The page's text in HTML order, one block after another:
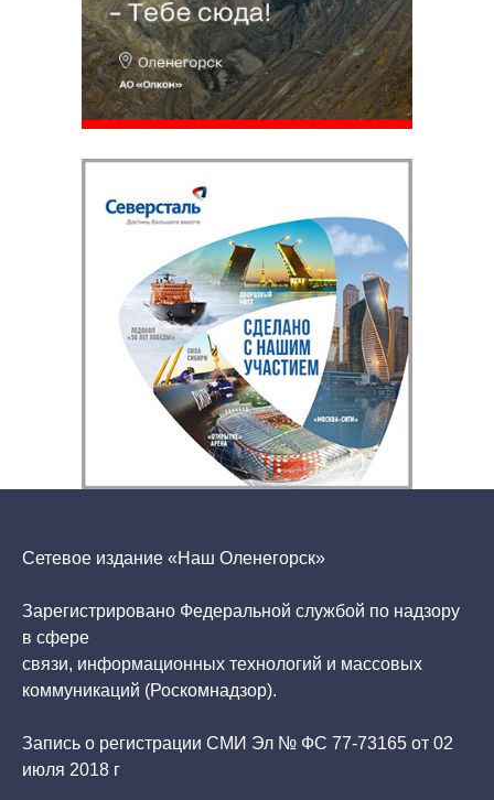
Сетевое издание «Наш Оленегорск»
Зарегистрировано Федеральной службой по надзору
в сфере
связи, информационных технологий и массовых
коммуникаций (Роскомнадзор).
Запись о регистрации СМИ Эл № ФС 77-73165 от 02
июля 2018 г